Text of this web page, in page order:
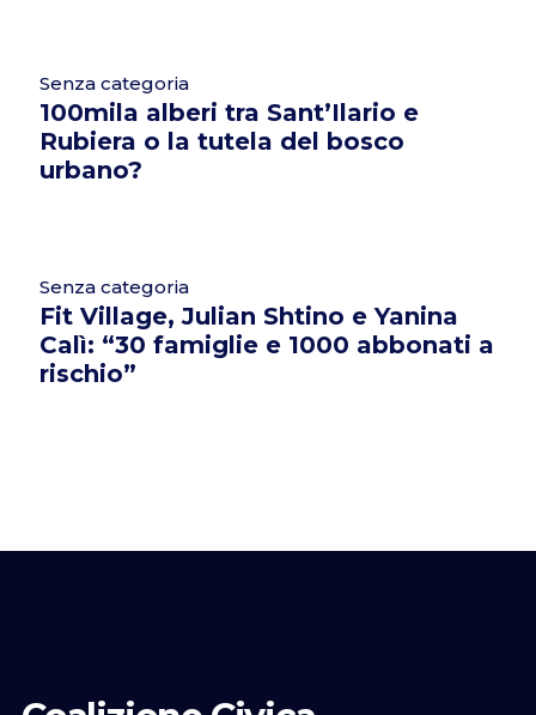
Senza categoria
100mila alberi tra Sant’Ilario e
Rubiera o la tutela del bosco
urbano?
Senza categoria
Fit Village, Julian Shtino e Yanina
Calì: “30 famiglie e 1000 abbonati a
rischio”